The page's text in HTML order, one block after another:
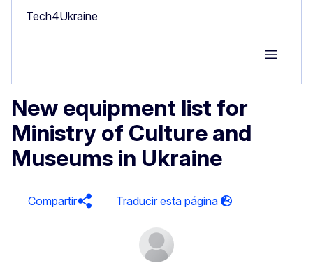
Tech4Ukraine
Group
New equipment list for
Ministry of Culture and
Museums in Ukraine
Compartir